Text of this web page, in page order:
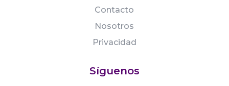
Contacto
Nosotros
Privacidad
Síguenos